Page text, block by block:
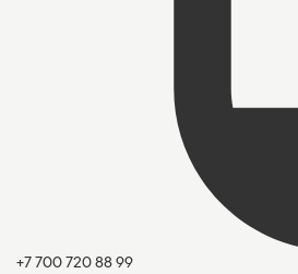
+7 700 720 88 99